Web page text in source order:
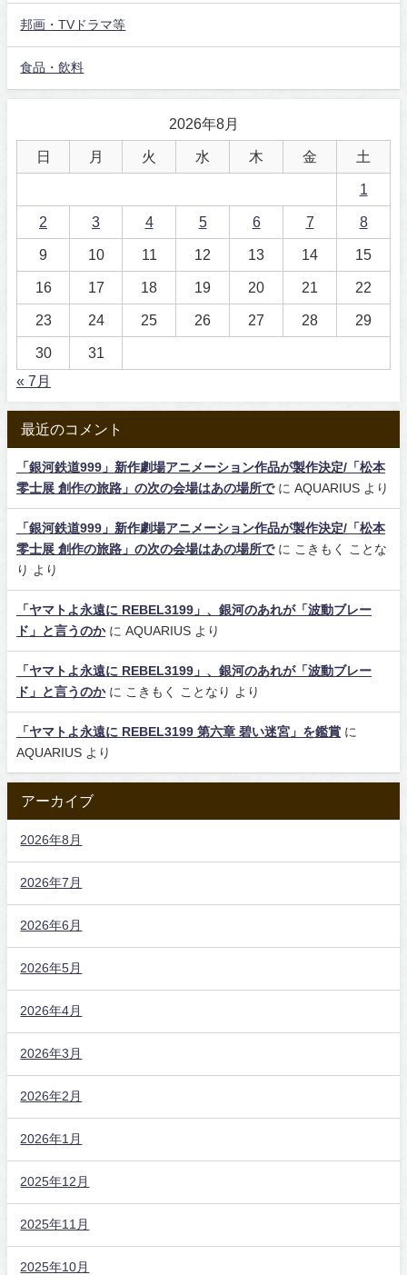
邦画・TVドラマ等
食品・飲料
2026年8月
日 月 火 水 木 金 土
1
2 3 4 5 6 7 8
9 10 11 12 13 14 15
16 17 18 19 20 21 22
23 24 25 26 27 28 29
30
31
« 7月
最近のコメント
「銀河鉄道999」新作劇場アニメーション作品が製作決定/「松本
零士展 創作の旅路」の次の会場はあの場所でに AQUARIUS より
「銀河鉄道999」新作劇場アニメーション作品が製作決定/「松本
零士展 創作の旅路」の次の会場はあの場所でに
こきもく ことな
り
より
「ヤマトよ永遠に REBEL3199」、銀河のあれが「波動ブレー
ド」と言うのかに AQUARIUS より
「ヤマトよ永遠に REBEL3199」、銀河のあれが「波動ブレー
ド」と言うのかに こきもく ことなり より
「ヤマトよ永遠に REBEL3199 第六章 碧い迷宮」を鑑賞 に
AQUARIUS より
アーカイブ
2026年8月
2026年7月
2026年6月
2026年5月
2026年4月
2026年3月
2026年2月
2026年1月
2025年12月
2025年11月
2025年10月